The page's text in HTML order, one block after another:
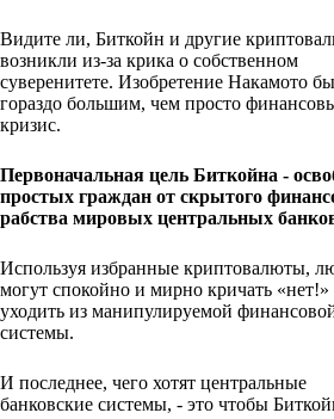
Видите ли, Биткойн и другие
возникли из-за крика о собственном
суверенитете. Изобретение Накамото
гораздо большим, чем просто
кризис.
Первоначальная цель Биткойна -
простых граждан от скрытого
рабства мировых центральных
Используя избранные криптовалюты,
могут спокойно и мирно кричать «нет!»
уходить из манипулируемой
системы.
И последнее, чего хотят центральные
банковские системы, - это чтобы